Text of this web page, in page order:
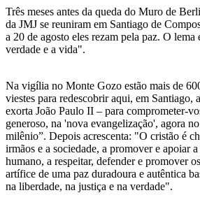
Três meses antes da queda do Muro de
da JMJ se reuniram em Santiago de
a 20 de agosto eles rezam pela paz. O
verdade e a vida".
Na vigília no Monte Gozo estão mais de
viestes para redescobrir aqui, em Santiago,
exorta João Paulo II – para comprometer-
generoso, na 'nova evangelização', agora
milênio”. Depois acrescenta: "O cristão é
irmãos e a sociedade, a promover e apoiar
humano, a respeitar, defender e promover
artífice de uma paz duradoura e autêntica
na liberdade, na justiça e na verdade".